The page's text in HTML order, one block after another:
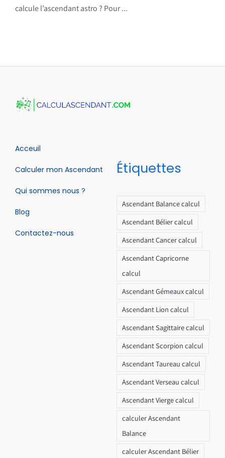
calcule l’ascendant astro ? Pour ...
Acceuil
Calculer mon Ascendant
Qui sommes nous ?
Blog
Contactez-nous
Étiquettes
Ascendant Balance calcul
Ascendant Bélier calcul
Ascendant Cancer calcul
Ascendant Capricorne
calcul
Ascendant Gémeaux calcul
Ascendant Lion calcul
Ascendant Sagittaire calcul
Ascendant Scorpion calcul
Ascendant Taureau calcul
Ascendant Verseau calcul
Ascendant Vierge calcul
calculer Ascendant
Balance
calculer Ascendant Bélier